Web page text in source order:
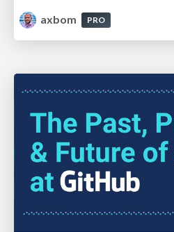
axbom
PRO